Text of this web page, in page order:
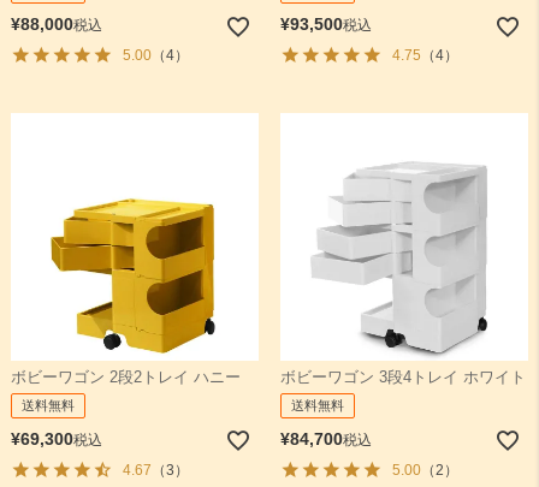
¥88,000税込
5.00（4）
¥93,500税込
4.75 （4）
ボビーワゴン 2段2トレイ ハニー
送料無料
¥69,300税込
4.67 （3）
ボビーワゴン 3段4トレイ ホワイト
送料無料
¥84,700税込
5.00（2）